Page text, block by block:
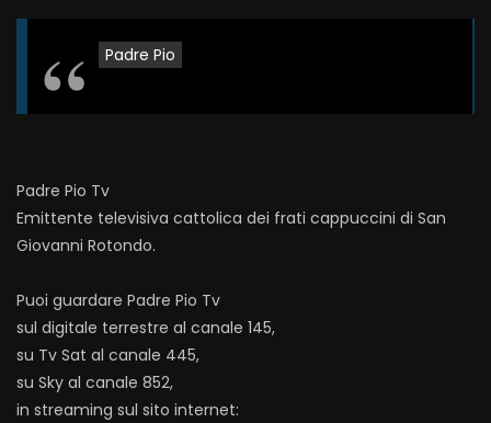
Padre Pio
Padre Pio Tv
Emittente televisiva cattolica dei frati cappuccini di San
Giovanni Rotondo.
Puoi guardare Padre Pio Tv
sul digitale terrestre al canale 145,
su Tv Sat al canale 445,
su Sky al canale 852,
in streaming sul sito internet: